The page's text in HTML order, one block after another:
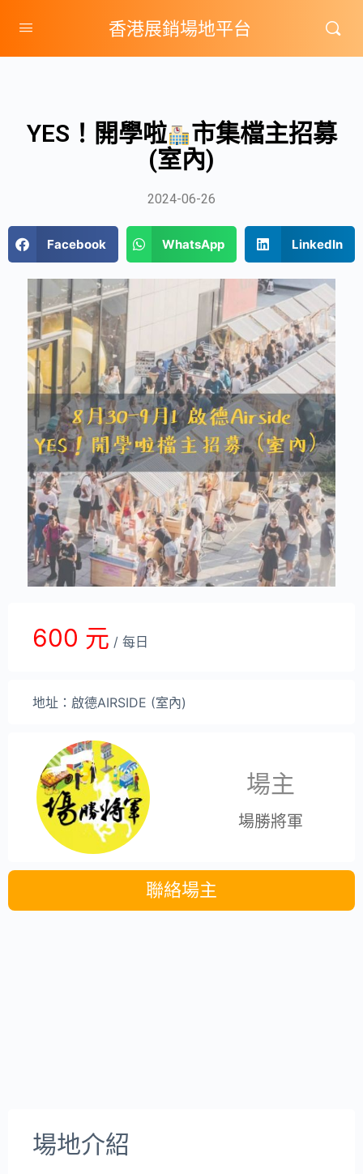
香港展銷場地平台
YES！開學啦
市集檔主招募
(室內)
2024-06-26
Facebook WhatsApp LinkedIn
600 元 / 每日
地址：啟德AIRSIDE (室內)
場主
場勝將軍
聯絡場主
場地介紹